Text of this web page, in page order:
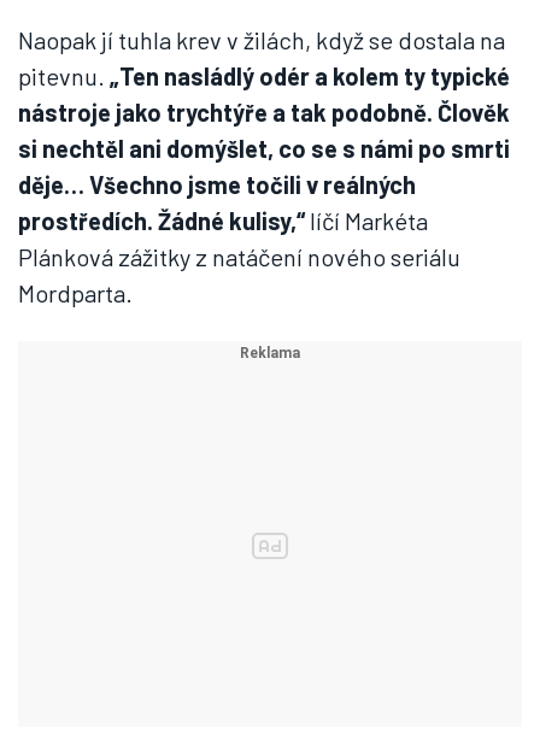
Naopak jí tuhla krev v žilách, když se dostala na
pitevnu. „Ten nasládlý odér a kolem ty typické
nástroje jako trychtýře a tak podobně. Člověk
si nechtěl ani domýšlet, co se s námi po smrti
děje… Všechno jsme točili v reálných
prostředích. Žádné kulisy,“líčí Markéta
Plánková zážitky z natáčení nového seriálu
Mordparta.